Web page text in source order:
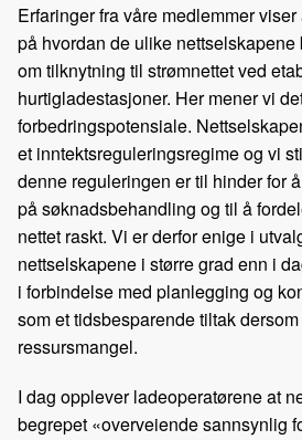
Erfaringer fra våre medlemmer
på hvordan de ulike
om tilknytning til strømnettet ved
hurtigladestasjoner. Her mener vi
forbedringspotensiale.
et inntektsreguleringsregime og vi
denne reguleringen er til hinder for
på søknadsbehandling og til å
nettet raskt. Vi er derfor enige i
nettselskapene i større grad enn i
i forbindelse med planlegging og
som et tidsbesparende tiltak
ressursmangel.
I dag opplever ladeoperatørene at
begrepet «overveiende sannsynlig